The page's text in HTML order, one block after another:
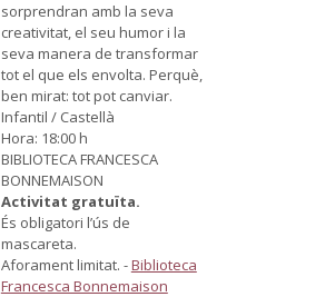
sorprendran amb la seva
creativitat, el seu humor i la
seva manera de transformar
tot el que els envolta. Perquè,
ben mirat: tot pot canviar.
Infantil / Castellà
Hora: 18:00 h
BIBLIOTECA FRANCESCA
BONNEMAISON
Activitat gratuïta.
És obligatori l’ús de
mascareta.
Aforament limitat. -Biblioteca
Francesca Bonnemaison